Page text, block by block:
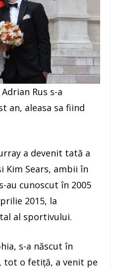
Rus s-a
an, aleasa sa fiind
a devenit tată a
Kim Sears, ambii în
au cunoscut în 2005
2015, la
al sportivului.
s-a născut în
tot o fetiţă, a venit pe